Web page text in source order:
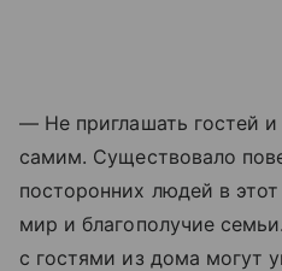
— Не приглашать гостей и
самим. Существовало
посторонних людей в
мир и благополучие
с гостями из дома могут